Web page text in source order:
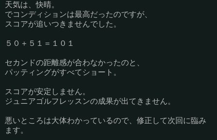
天気は、快晴。
でコンディションは最高だったのですが、
スコアが追いつきませんでした。
５０＋５１＝１０１
セカンドの距離感が合わなかったのと、
パッティングがすべてショート。
スコアが安定しません。
ジュニアゴルフレッスンの成果が出てきません。
悪いところは大体わかっているので、修正して次回に臨み
ます。